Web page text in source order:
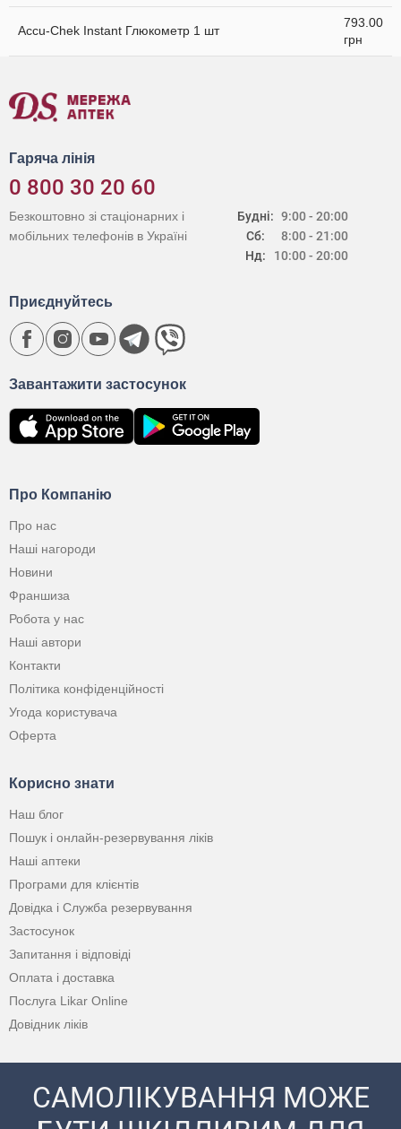
Accu-Chek Instant Глюкометр 1 шт
793.00
грн
Гаряча лінія
0 800 30 20 60
Будні:
Сб:
Нд:
9:00 - 20:00
8:00 - 21:00
10:00 - 20:00
Безкоштовно зі стаціонарних і
мобільних телефонів в Україні
Про Компанію
Про нас
Наші нагороди
Новини
Франшиза
Робота у нас
Наші автори
Контакти
Політика конфіденційності
Угода користувача
Оферта
Корисно знати
Наш блог
Пошук і онлайн-резервування ліків
Наші аптеки
Програми для клієнтів
Довідка і Служба резервування
Застосунок
Запитання і відповіді
Оплата і доставка
Послуга Likar Online
Довідник ліків
Завантажити застосунок
Приєднуйтесь
САМОЛІКУВАННЯ МОЖЕ